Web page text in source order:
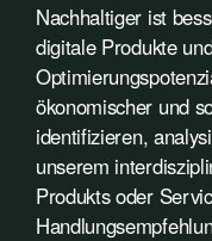
Nachhaltiger ist
digitale Produkte
ökonomischer und
identifizieren,
unserem
Produkts oder